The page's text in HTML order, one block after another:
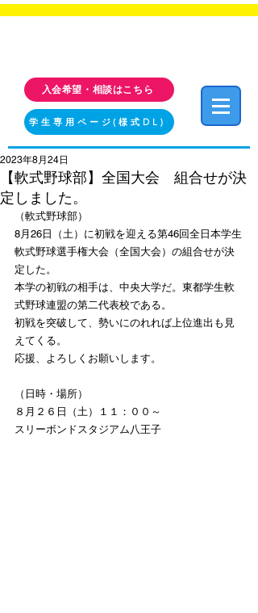
入会希望・相談はこちら
学生専用ページ(様式DL)
【軟式野球部】全国大会 組合せが決
定しました。
2023年8月24日
（軟式野球部）
8月26日（土）に初戦を迎える第46回全日本学生
軟式野球選手権大会（全国大会）の組合せが決
定した。
本学の初戦の相手は、中央大学だ。東都学生軟
式野球連盟の第二代表校である。
初戦を突破して、勢いにのれれば上位進出も見
えてくる。
応援、よろしくお願いします。
（日時・場所）
８月２６日（土）１１：００～
スリーボンドスタジアム八王子